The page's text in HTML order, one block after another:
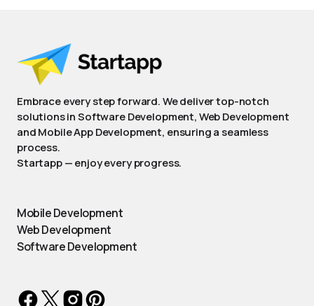
Embrace every step forward. We deliver top-notch
solutions in Software Development, Web Development
and Mobile App Development, ensuring a seamless
process.
Startapp — enjoy every progress.
Mobile Development
Web Development
Software Development